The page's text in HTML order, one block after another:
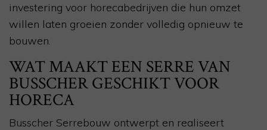
investering voor horecabedrijven die hun omzet
willen laten groeien zonder volledig opnieuw te
bouwen.
WAT MAAKT EEN SERRE VAN
BUSSCHER GESCHIKT VOOR
HORECA
Busscher Serrebouw ontwerpt en realiseert